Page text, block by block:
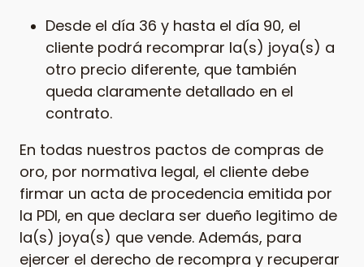
Desde el día 36 y hasta el día 90, el
cliente podrá recomprar la(s) joya(s) a
otro precio diferente, que también
queda claramente detallado en el
contrato.
En todas nuestros pactos de compras de
oro, por normativa legal, el cliente debe
firmar un acta de procedencia emitida por
la PDI, en que declara ser dueño legitimo de
la(s) joya(s) que vende. Además, para
ejercer el derecho de recompra y recuperar